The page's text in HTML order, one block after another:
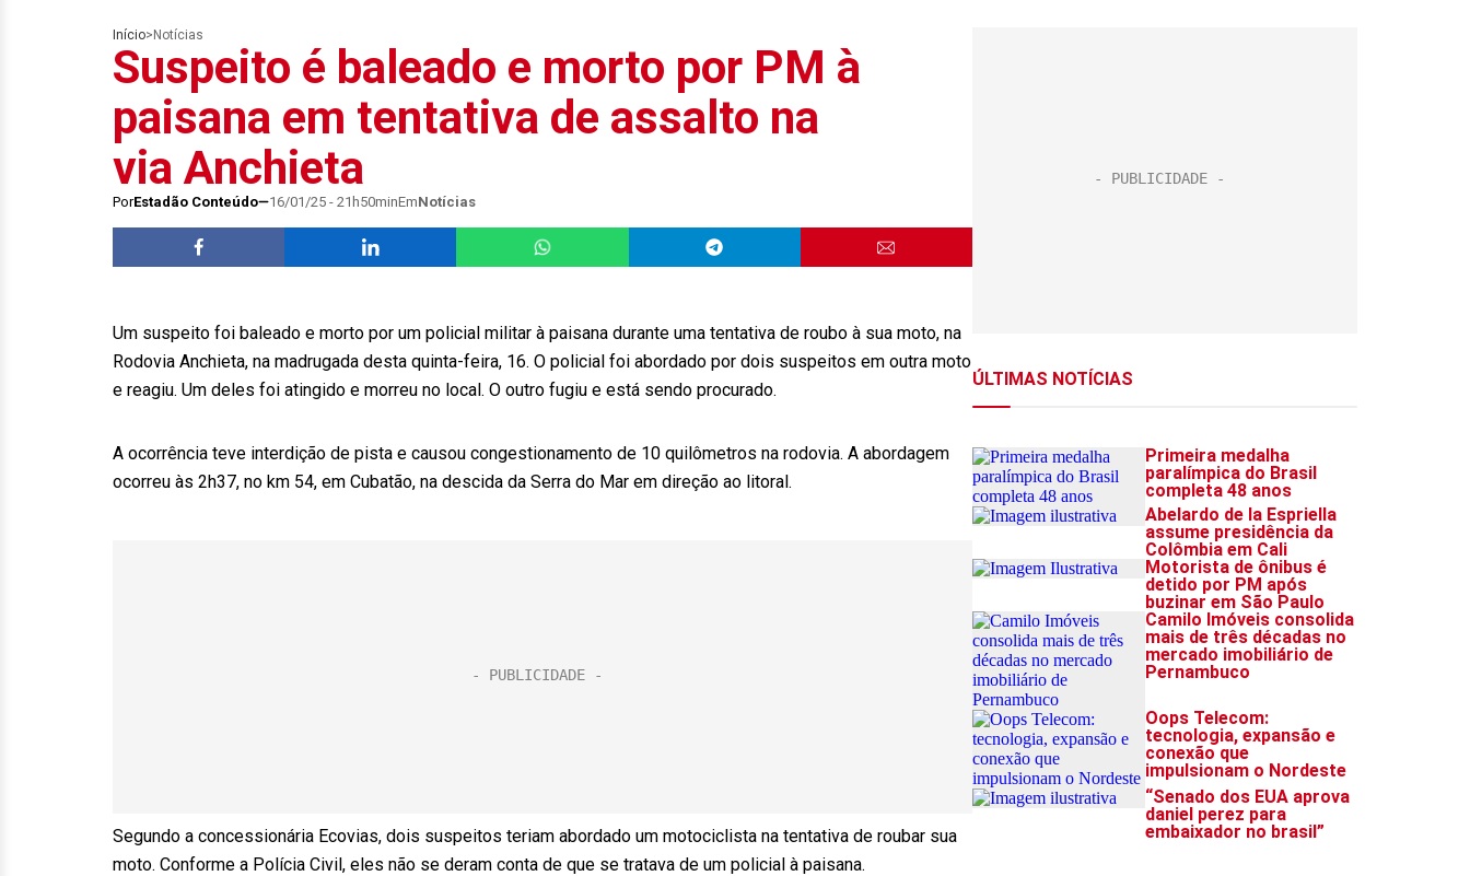
Início> Notícias
Suspeito é baleado e morto por PM à
paisana em tentativa de assalto na
via Anchieta
PorEstadão Conteúdo 16/01/25 - 21h50minEmNotícias
Um suspeito foi baleado e morto por um policial militar à paisana durante uma tentativa de roubo à sua moto, na
Rodovia Anchieta, na madrugada desta quinta-feira, 16. O policial foi abordado por dois suspeitos em outra moto
e reagiu. Um deles foi atingido e morreu no local. O outro fugiu e está sendo procurado.
A ocorrência teve interdição de pista e causou congestionamento de 10 quilômetros na rodovia. A abordagem
ocorreu às 2h37, no km 54, em Cubatão, na descida da Serra do Mar em direção ao litoral.
Segundo a concessionária Ecovias, dois suspeitos teriam abordado um motociclista na tentativa de roubar sua
moto. Conforme a Polícia Civil, eles não se deram conta de que se tratava de um policial à paisana.